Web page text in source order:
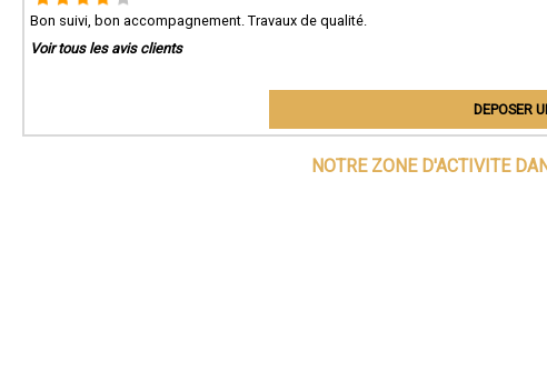
Bon suivi, bon accompagnement. Travaux de qualité.
Voir tous les avis clients
DEPOSER
NOTRE ZONE D'ACTIVITE